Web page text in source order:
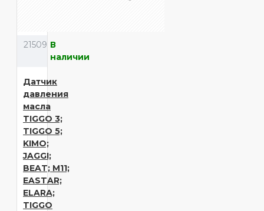
21509 В
наличии
Датчик
давления
масла
TIGGO 3;
TIGGO 5;
KIMO;
JAGGI;
BEAT; M11;
EASTAR;
ELARA;
TIGGO